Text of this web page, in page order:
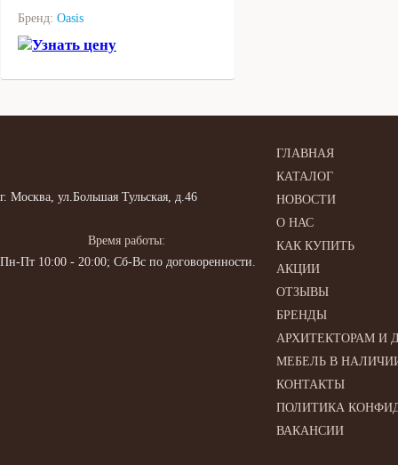
Бренд: Oasis
Узнать цену
г. Москва, ул.Большая Тульская, д.46
Время работы:
Пн-Пт 10:00 - 20:00; Сб-Вс по договоренности.
ГЛАВНАЯ
КАТАЛОГ
НОВОСТИ
О НАС
КАК КУПИТЬ
АКЦИИ
ОТЗЫВЫ
БРЕНДЫ
АРХИТЕКТОРАМ И
МЕБЕЛЬ В
КОНТАКТЫ
ПОЛИТИКА
ВАКАНСИИ